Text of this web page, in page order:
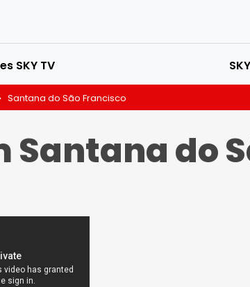
SKY TV
Santana do São Francisco
Santana do